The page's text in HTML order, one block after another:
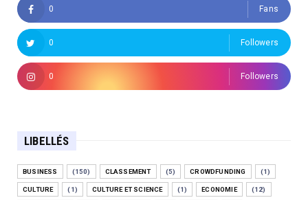
0 Fans
0 Followers
0 Followers
LIBELLÉS
BUSINESS (150) CLASSEMENT (5) CROWDFUNDING (1)
CULTURE (1) CULTURE ET SCIENCE (1) ECONOMIE (12)